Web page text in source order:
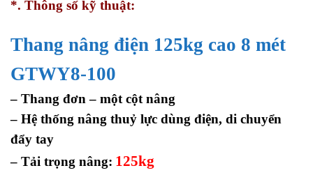
*. Thông số kỹ thuật:
Thang nâng điện 125kg cao 8 mét
GTWY8-100
– Thang đơn – một cột nâng
– Hệ thống nâng thuỷ lực dùng điện, di chuyển
đẩy tay
– Tải trọng nâng: 125kg